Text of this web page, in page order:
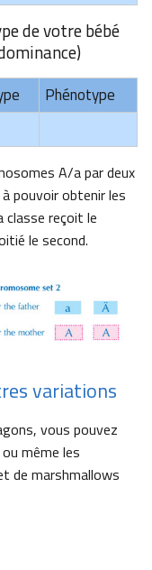
Phénotype
de votre bébé
A/a par deux
pouvoir obtenir les
classe reçoit le
le second.
variations
vous pouvez
même les
de marshmallows